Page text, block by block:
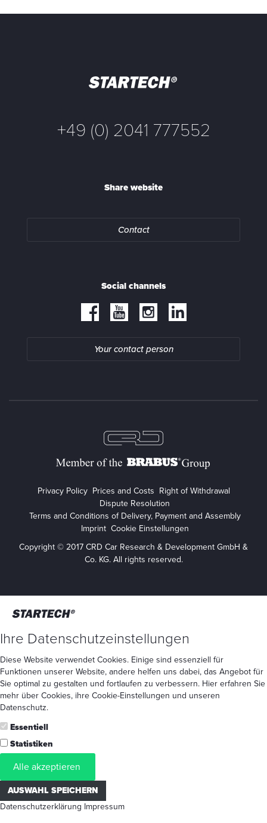
+49 (0) 2041 777552
Share website
Contact
Social channels
Your contact person
Privacy Policy Prices and Costs Right of Withdrawal
Dispute Resolution
Terms and Conditions of Delivery, Payment and Assembly
Imprint Cookie Einstellungen
Copyright © 2017 CRD Car Research & Development GmbH &
Co. KG. All rights reserved.
Ihre Datenschutzeinstellungen
Diese Website verwendet Cookies. Einige sind essenziell für
Funktionen unserer Website, andere helfen uns dabei, das Angebot für
Sie optimal zu gestalten und fortlaufen zu verbessern. Hier erfahren Sie
mehr über Cookies, ihre Cookie-Einstellungen und unseren
Datenschutz.
Essentiell
Statistiken
Alle akzeptieren
AUSWAHL SPEICHERN
Datenschutzerklärung Impressum